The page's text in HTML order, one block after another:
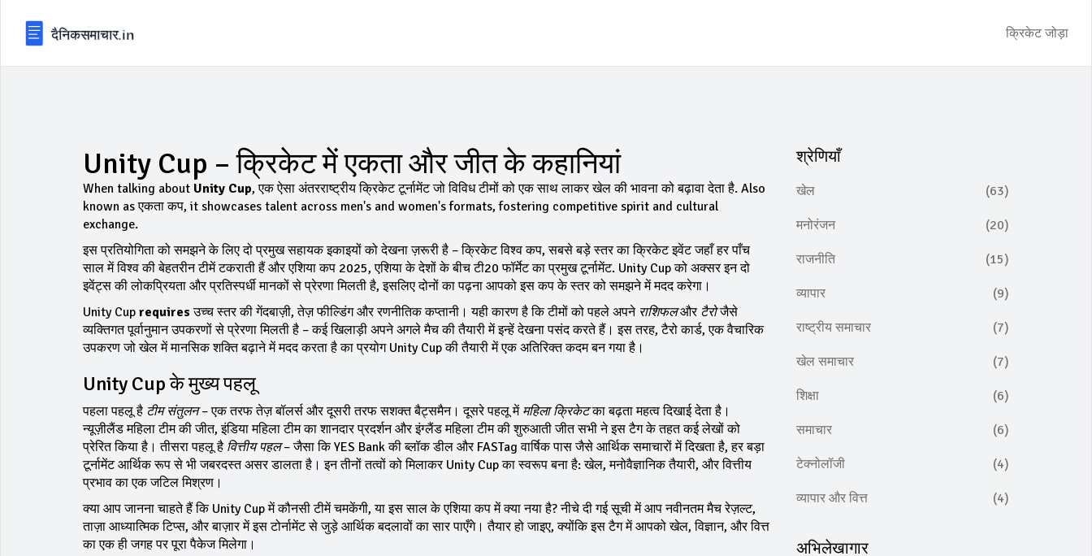
क्रिकेट जोड़ा
Unity Cup – क्रिकेट में एकता और जीत के कहानियां
When talking about Unity Cup,एक ऐसा अंतरराष्ट्रीय क्रिकेट टूर्नामेंट जो विविध टीमों को एक साथ लाकर खेल की भावना को बढ़ावा देता है. Also
known asएकता कप, it showcases talent across men's and women's formats, fostering competitive spirit and cultural
exchange.
इस प्रतियोगिता को समझने के लिए दो प्रमुख सहायक इकाइयों को देखना ज़रूरी है –क्रिकेट विश्व कप,सबसे बड़े स्तर का क्रिकेट इवेंट जहाँ हर पाँच
साल में विश्व की बेहतरीन टीमें टकराती हैं औरएशिया कप 2025,एशिया के देशों के बीच टी20 फॉर्मेट का प्रमुख टूर्नामेंट. Unity Cup को अक्सर इन दो
इवेंट्स की लोकप्रियता और प्रतिस्पर्धी मानकों से प्रेरणा मिलती है, इसलिए दोनों का पढ़ना आपको इस कप के स्तर को समझने में मदद करेगा।
Unity Cup requires उच्च स्तर की गेंदबाज़ी, तेज़ फील्डिंग और रणनीतिक कप्तानी। यही कारण है कि टीमों को पहले अपने राशिफलऔर टैरोजैसे
व्यक्तिगत पूर्वानुमान उपकरणों से प्रेरणा मिलती है – कई खिलाड़ी अपने अगले मैच की तैयारी में इन्हें देखना पसंद करते हैं। इस तरह,टैरो कार्ड,एक वैचारिक
उपकरण जो खेल में मानसिक शक्ति बढ़ाने में मदद करता हैका प्रयोग Unity Cup की तैयारी में एक अतिरिक्त कदम बन गया है।
Unity Cup के मुख्य पहलू
पहला पहलू है टीम संतुलन– एक तरफ तेज़ बॉलर्स और दूसरी तरफ सशक्त बैट्समैन। दूसरे पहलू में महिला क्रिकेटका बढ़ता महत्व दिखाई देता है।
न्यूज़ीलैंड महिला टीम की जीत, इंडिया महिला टीम का शानदार प्रदर्शन और इंग्लैंड महिला टीम की शुरुआती जीत सभी ने इस टैग के तहत कई लेखों को
प्रेरित किया है। तीसरा पहलू है वित्तीय पहल– जैसा कि YES Bank की ब्लॉक डील और FASTag वार्षिक पास जैसे आर्थिक समाचारों में दिखता है, हर बड़ा
टूर्नामेंट आर्थिक रूप से भी जबरदस्त असर डालता है। इन तीनों तत्वों को मिलाकर Unity Cup का स्वरूप बना है: खेल, मनोवैज्ञानिक तैयारी, और वित्तीय
प्रभाव का एक जटिल मिश्रण।
क्या आप जानना चाहते हैं कि Unity Cup में कौनसी टीमें चमकेंगी, या इस साल के एशिया कप में क्या नया है? नीचे दी गई सूची में आप नवीनतम मैच रेज़ल्ट,
ताज़ा आध्यात्मिक टिप्स, और बाज़ार में इस टोर्नामेंट से जुड़े आर्थिक बदलावों का सार पाएँगे। तैयार हो जाइए, क्योंकि इस टैग में आपको खेल, विज्ञान, और वित्त
का एक ही जगह पर पूरा पैकेज मिलेगा।
श्रेणियाँ
खेल (63)
मनोरंजन (20)
राजनीति (15)
व्यापार (9)
राष्ट्रीय समाचार (7)
खेल समाचार (7)
शिक्षा (6)
समाचार (6)
टेक्नोलॉजी (4)
व्यापार और वित्त (4)
अभिलेखागार